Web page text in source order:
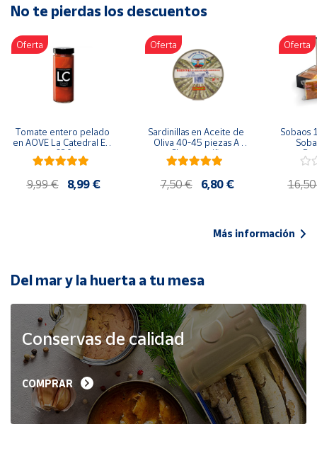
Artesanía
Oficina y
Papelería
Para Canarias,
Ceuta y Melilla
populares
Bono
Cultural
de Correos
Market
Productos
Solidarios
Ayuda
No te pierdas los descuentos
Oferta
Tomate entero pelado
en AOVE La Catedral ER-
630
9,99 € 8,99 €
Oferta
Sardinillas en Aceite de
Oliva 40-45 piezas A
Churrusquiña
7,50 € 6,80 €
Oferta
Sobaos
Más información
Del mar y la huerta a tu mesa
Conservas de calidad
COMPRAR